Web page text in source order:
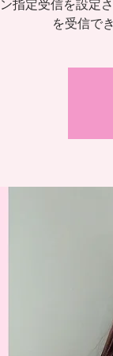
指定受信を設定
を受信で